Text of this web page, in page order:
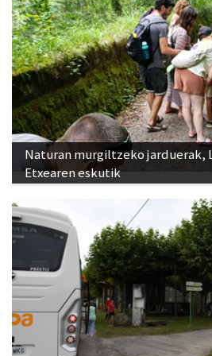
Naturan murgiltzeko jarduerak,
Etxearen eskutik